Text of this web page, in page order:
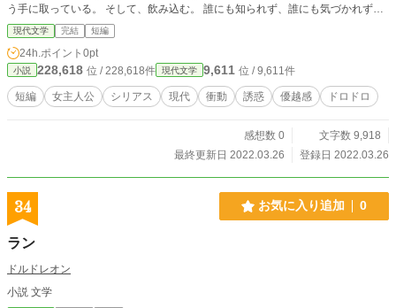
う手に取っている。 そして、飲み込む。 誰にも知られず、誰にも気づかれず。
食べる手が、止まらなくなっていく。 ※この作品は下記サイトでも掲載中で
す。 なろう https://ncode.syosetu.com/n9805hn/ ノベプラ
https://novelup.plus/story/559274704 アルファポリス https://www.alphapo
lis.co.jp/novel/337904610/38612278 カクヨム https://kakuyomu.jp/w
orks/16816927859096991665
現代文学 完結 短編
24h.ポイント 0pt
小説 228,618 位 / 228,618件 現代文学 9,611 位 / 9,611件
短編 女主人公 シリアス 現代 衝動 誘惑 優越感 ドロドロ
感想数 0
文字数 9,918
最終更新日 2022.03.26
登録日 2022.03.26
34 お気に入り追加 0
ラン
ドルドレオン
小説 文学